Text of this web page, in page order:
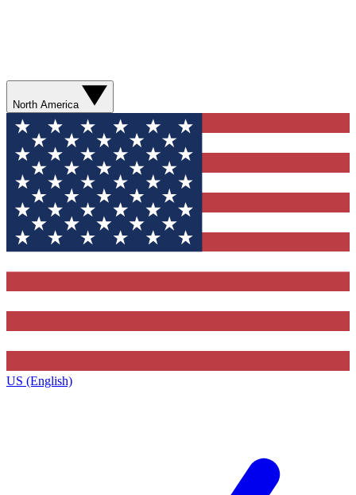
North America
US (English)